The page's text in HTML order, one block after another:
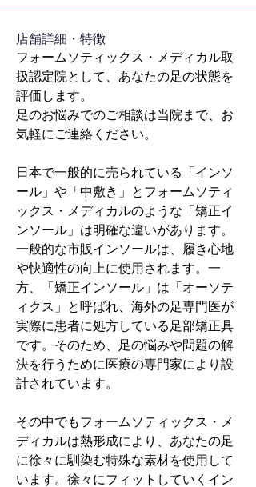
​店舗詳細・特徴
フォームソティックス・メディカル取
扱認定院として、あなたの足の状態を
評価します。
足のお悩みでのご相談は当院まで、お
気軽にご連絡ください。
日本で一般的に売られている「インソ
ール」や「中敷き」とフォームソティ
ックス・メディカルのような「矯正イ
ンソール」は明確な違いがあります。
一般的な市販インソールは、履き心地
や快適性の向上に使用されます。一
方、「矯正インソール」は「オーソテ
ィクス」と呼ばれ、海外の足専門医が
実際に患者に処方している足部矯正具
です。そのため、足の悩みや問題の解
決を行うために医療の専門家により設
計されています。
その中でもフォームソティックス・メ
ディカルは熱形成により、あなたの足
に徐々に馴染む特殊な素材を使用して
います。徐々にフィットしていくイン